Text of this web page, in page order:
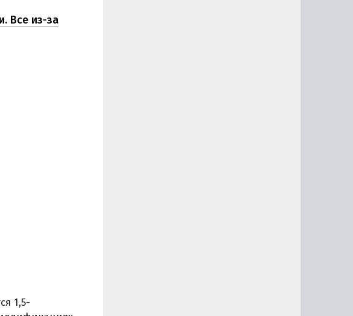
Все из-за
1,5-